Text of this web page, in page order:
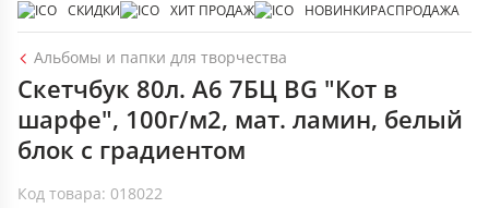
СКИДКИ ХИТ ПРОДАЖ НОВИНКИРАСПРОДАЖА
Альбомы и папки для творчества
Скетчбук 80л. А6 7БЦ BG "Кот в
шарфе", 100г/м2, мат. ламин, белый
блок с градиентом
Код товара: 018022